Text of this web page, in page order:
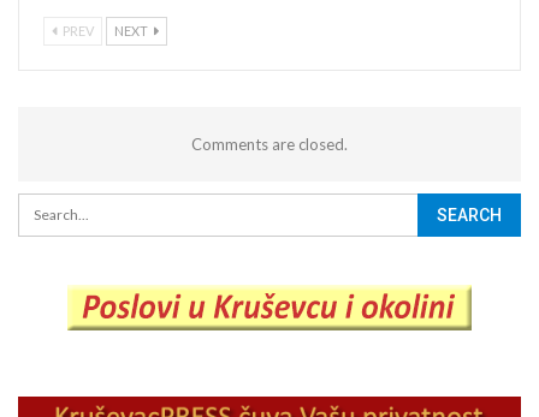
PREV NEXT
Comments are closed.